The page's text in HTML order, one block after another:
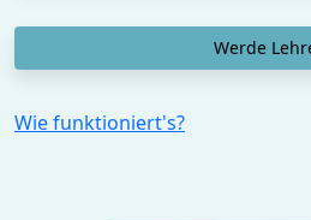
Werde
Wie funktioniert's?